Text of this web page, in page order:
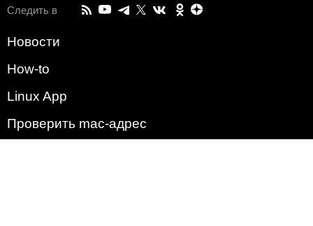
Следить в
Новости
How-to
Linux App
Проверить mac-адрес